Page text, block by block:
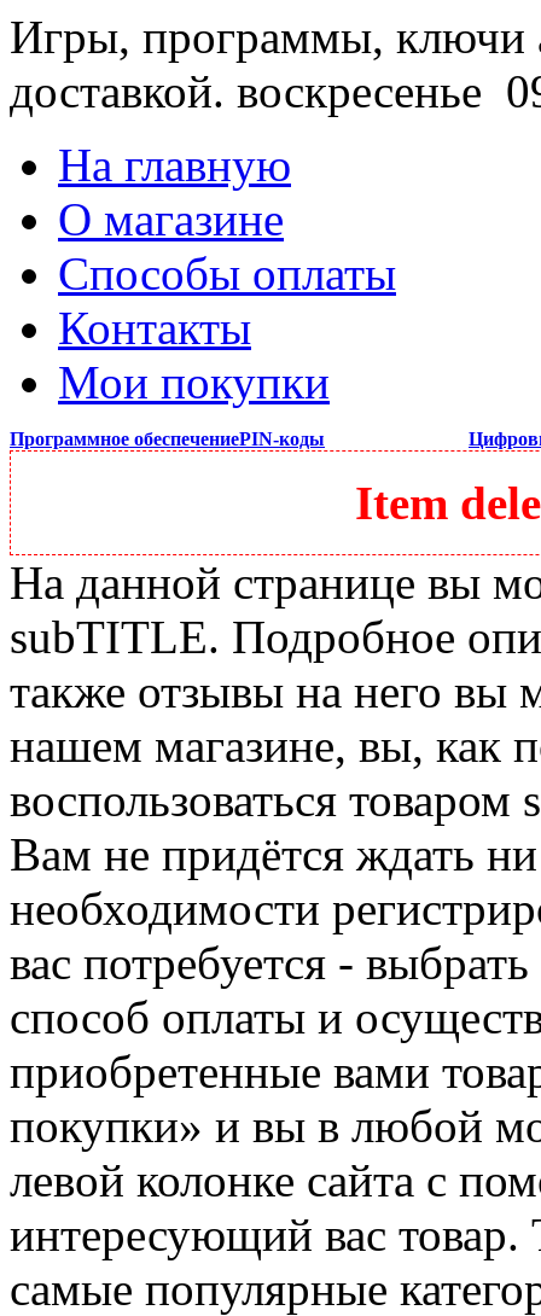
Игры, программы, ключи
доставкой. воскресенье
На главную
О магазине
Способы оплаты
Контакты
Мои покупки
Программное обеспечениеPIN-коды
Item
На данной странице вы
subTITLE. Подробное
также отзывы на него вы
нашем магазине, вы, как
воспользоваться
Вам не придётся ждать
необходимости
вас потребуется -
способ оплаты и
приобретенные вами
покупки» и вы в любой
левой колонке сайта с
интересующий вас
самые популярные